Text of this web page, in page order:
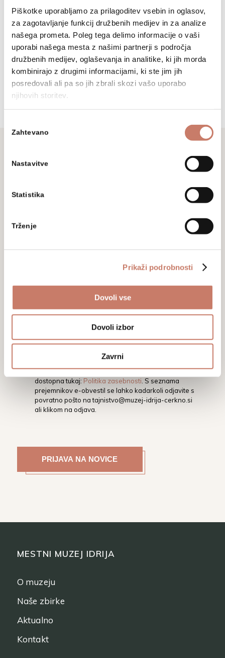
Piškotke uporabljamo za prilagoditev vsebin in oglasov,
za zagotavljanje funkcij družbenih medijev in za analize
našega prometa. Poleg tega delimo informacije o vaši
uporabi našega mesta z našimi partnerji s področja
družbenih medijev, oglaševanja in analitike, ki jih morda
kombinirajo z drugimi informacijami, ki ste jim jih
posredovali ali pa so jih zbrali skozi vašo uporabo
njihovih storitev.
soglasja
Zahtevano
Nastavitve
Statistika
Trženje
Prikaži podrobnosti
Dovoli vse
Dovoli izbor
Zavrni
+386 (0)5 37 266 00
tajnistvo@muzej-idrija-
cerkno.si
Prijavite se na naše novice in sledite
razstavam.
Z vpisom svojega elektronskega naslova soglašate,
obvešča o dogodkih, aktivnostih in novostih.
Podrobnejša določila glede varstva osebnih
podatkov ter pravic in obveznosti v tej zvezi, so
opredeljena v Politiki varstva osebnih podatkov, ki je
dostopna tukaj: Politika zasebnosti . S seznama
prejemnikov e-obvestil se lahko kadarkoli odjavite s
povratno pošto natajnistvo@muzej-idrija-cerkno.si
ali klikom na odjava.
MESTNI MUZEJ IDRIJA
O muzeju
Naše zbirke
Aktualno
Kontakt